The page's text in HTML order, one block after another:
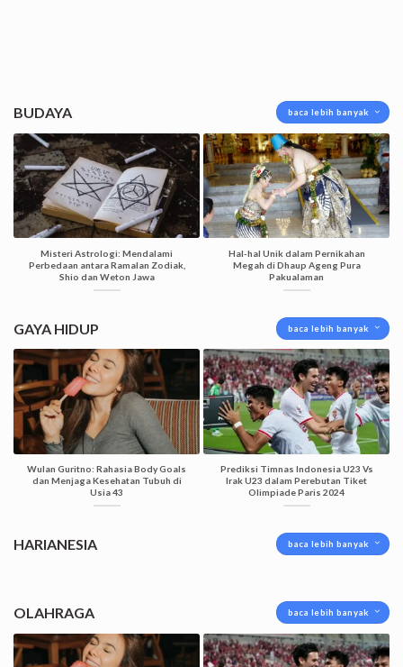
BUDAYA baca lebih banyak
Misteri Astrologi: Mendalami
Perbedaan antara Ramalan Zodiak,
Shio dan Weton Jawa
Hal-hal Unik dalam Pernikahan
Megah di Dhaup Ageng Pura
Pakualaman
GAYA HIDUP baca lebih banyak
Wulan Guritno: Rahasia Body Goals
dan Menjaga Kesehatan Tubuh di
Usia 43
Prediksi Timnas Indonesia U23 Vs
Irak U23 dalam Perebutan Tiket
Olimpiade Paris 2024
HARIANESIA baca lebih banyak
OLAHRAGA baca lebih banyak